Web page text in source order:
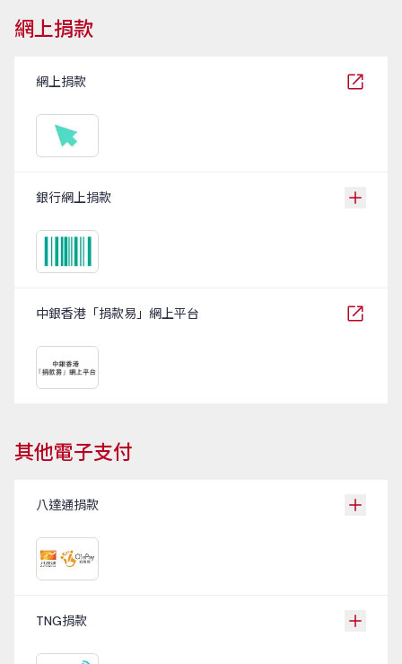
網上捐款
網上捐款
銀行網上捐款
中銀香港「捐款易」網上平台
其他電子支付
八達通捐款
TNG捐款